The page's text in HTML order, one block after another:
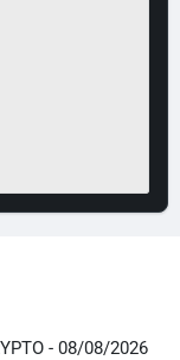
- 08/08/2026